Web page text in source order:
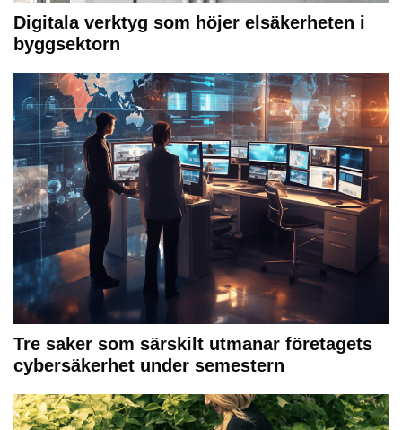
Digitala verktyg som höjer elsäkerheten i
byggsektorn
Tre saker som särskilt utmanar företagets
cybersäkerhet under semestern